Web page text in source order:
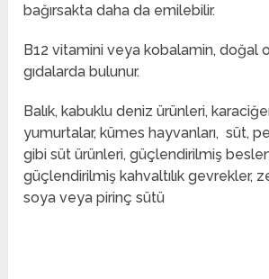
bağırsakta daha da emilebilir.
B12 vitamini veya kobalamin, doğal
gıdalarda bulunur.
Balık, kabuklu deniz ürünleri, karaciğer,
yumurtalar, kümes hayvanları, süt,
gibi süt ürünleri, güçlendirilmiş
güçlendirilmiş kahvaltılık gevrekler,
soya veya pirinç sütü